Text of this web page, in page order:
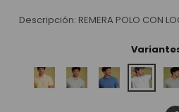
Descripción: REMERA POLO CON